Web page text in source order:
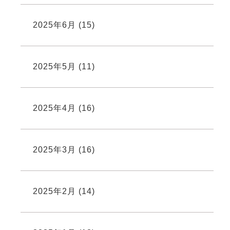
2025年6月 (15)
2025年5月 (11)
2025年4月 (16)
2025年3月 (16)
2025年2月 (14)